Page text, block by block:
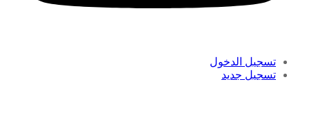
تسجيل الدخول
تسجيل جديد